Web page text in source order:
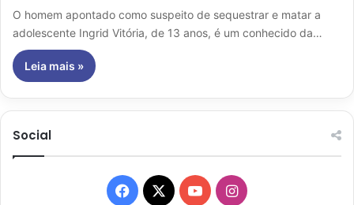
O homem apontado como suspeito de sequestrar e matar a
adolescente Ingrid Vitória, de 13 anos, é um conhecido da…
Leia mais »
Social
Facebook
X YouTubeInstagram